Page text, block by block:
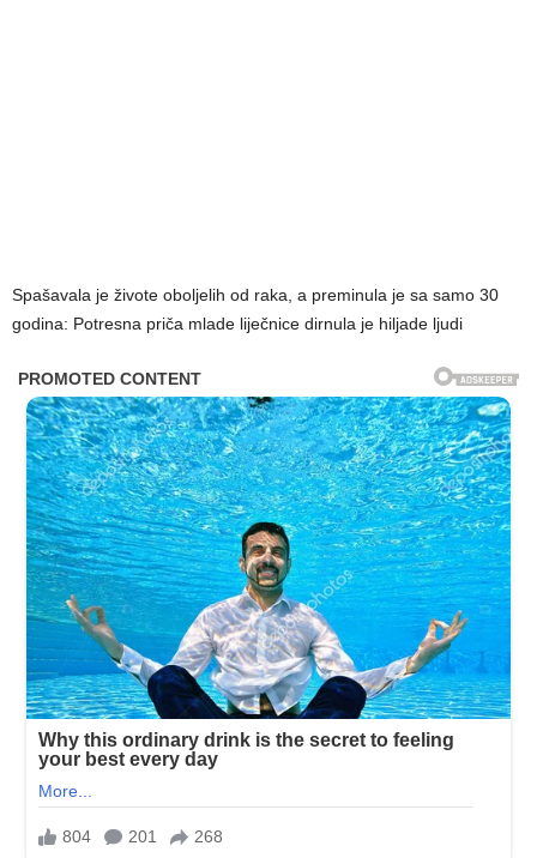
Spašavala je živote oboljelih od raka, a preminula je sa samo 30
godina: Potresna priča mlade liječnice dirnula je hiljade ljudi